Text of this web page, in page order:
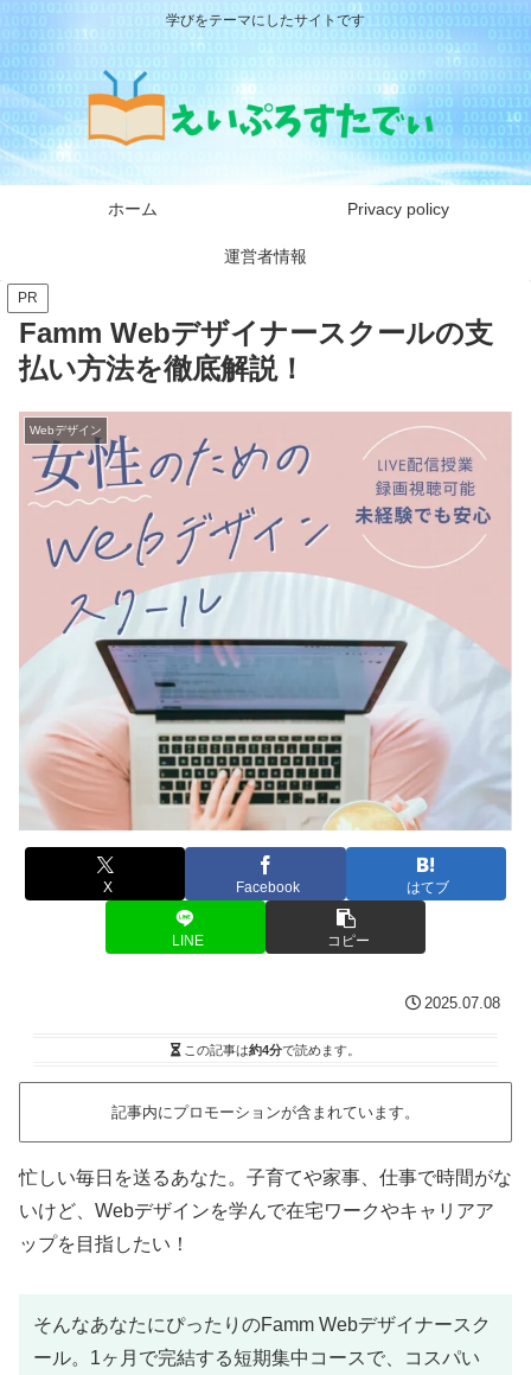
学びをテーマにしたサイトです
ホーム Privacy policy
運営者情報
PR
Famm Webデザイナースクールの支
払い方法を徹底解説！
Webデザイン
X Facebook はてブ
LINE コピー
2025.07.08
この記事は約4分で読めます。
記事内にプロモーションが含まれています。
忙しい毎日を送るあなた。子育てや家事、仕事で時間がな
いけど、Webデザインを学んで在宅ワークやキャリアア
ップを目指したい！
そんなあなたにぴったりのFamm Webデザイナースク
ール。1ヶ月で完結する短期集中コースで、コスパい